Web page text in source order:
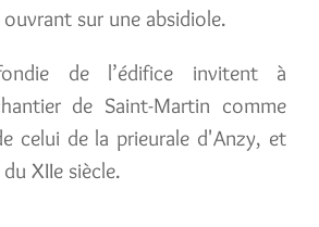
sur une absidiole.
de l’édifice invitent à
de Saint-Martin comme
celui de la prieurale d'Anzy, et
XIIe siècle.